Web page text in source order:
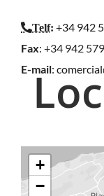
+
−
Telf: +34 942
Fax: +34 942
E-mail: